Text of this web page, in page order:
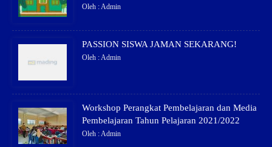
Oleh : Admin
PASSION SISWA JAMAN SEKARANG!
Oleh : Admin
Workshop Perangkat Pembelajaran dan Media
Pembelajaran Tahun Pelajaran 2021/2022
Oleh : Admin